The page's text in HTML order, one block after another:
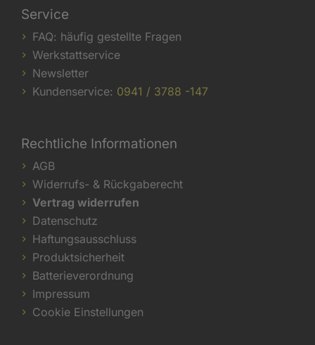
Service
FAQ: häufig gestellte Fragen
Werkstattservice
Newsletter
Kundenservice: 0941 / 3788 -147
Rechtliche Informationen
AGB
Widerrufs- & Rückgaberecht
Vertrag widerrufen
Datenschutz
Haftungsausschluss
Produktsicherheit
Batterieverordnung
Impressum
Cookie Einstellungen